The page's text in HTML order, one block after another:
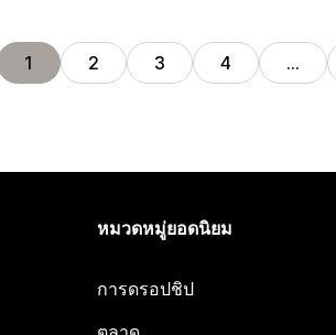
1 2 3 4 …
หมวดหมู่ยอดนิยม
การดรอปชิป